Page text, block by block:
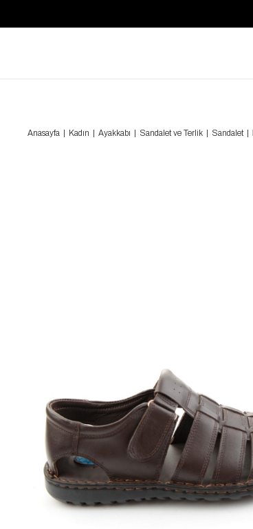
Anasayfa Kadın Ayakkabı Sandalet ve Terlik Sandalet